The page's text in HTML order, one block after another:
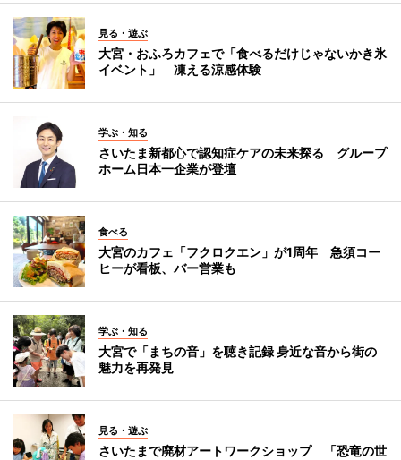
見る・遊ぶ
大宮・おふろカフェで「食べるだけじゃないかき氷
イベント」 凍える涼感体験
学ぶ・知る
さいたま新都心で認知症ケアの未来探る グループ
ホーム日本一企業が登壇
食べる
大宮のカフェ「フクロクエン」が1周年 急須コー
ヒーが看板、バー営業も
学ぶ・知る
大宮で「まちの音」を聴き記録 身近な音から街の
魅力を再発見
見る・遊ぶ
さいたまで廃材アートワークショップ 「恐竜の世